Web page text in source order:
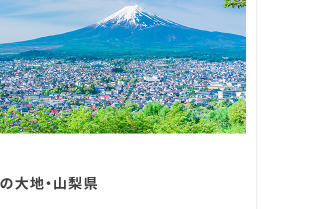
大地・山梨県